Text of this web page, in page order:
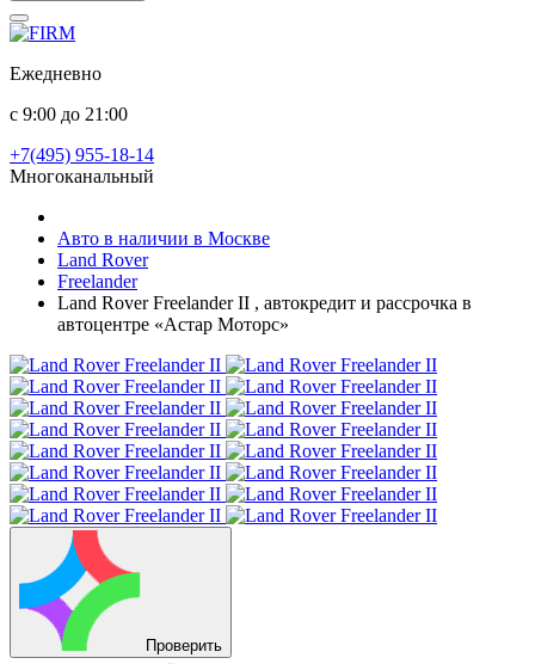
Ежедневно
с 9:00 до 21:00
+7(495) 955-18-14
Многоканальный
Авто в наличии в Москве
Land Rover
Freelander
Land Rover Freelander II , автокредит и рассрочка в
автоцентре «Астар Моторс»
Проверить